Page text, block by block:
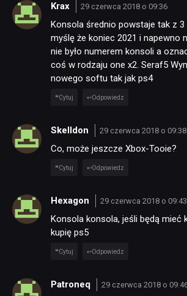
RETRO
TECHNOLOGIE
DYSKUSJE
JUŻ GRALIŚMY
SKLEP
Krax 29 czerwca 2018 o 09:36
Konsola średnio powstaje tak z 3
myślę że koniec 2021 i napewno
nie było numerem konsoli a
coś w rodzaju one x2. Seraf5
nowego softu tak jak ps4
Cytuj Odpowiedz
Skelldon 29 czerwca 2018 o 09:38
Co, może jeszcze Xbox-Tooie?
Cytuj Odpowiedz
Hexagon 29 czerwca 2018 o 09:43
Konsola konsola, jeśli będą mieć
kupię ps5
Cytuj Odpowiedz
Patroneq 29 czerwca 2018 o